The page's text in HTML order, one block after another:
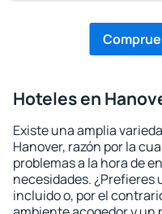
Hoteles en
Existe una amplia
Hanover, razón por la
problemas a la hora de
necesidades. ¿Prefieres
incluido o, por el